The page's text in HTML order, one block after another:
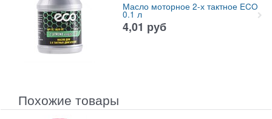
Масло моторное 2-х тактное ECO
0.1 л
4,01 руб
Похожие товары